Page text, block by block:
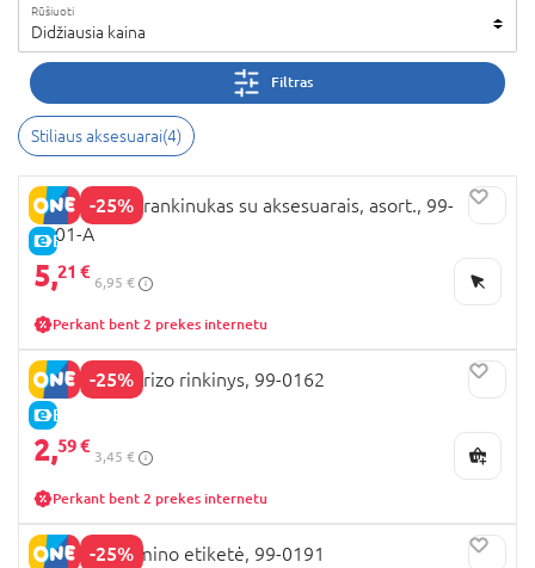
Rūšiuoti
Didžiausia kaina
Filtras
Stiliaus aksesuarai(4)
-25%
E-KAINA
BARBIE mini rankinukas su aksesuarais, asort., 99-
0101-A
5,21 €
6,95 €
Perkant bent 2 prekes internetu
-25%
E-KAINA
BARBIE siurprizo rinkinys, 99-0162
2,59 €
3,45 €
Perkant bent 2 prekes internetu
-25%
BARBIE lagamino etiketė, 99-0191